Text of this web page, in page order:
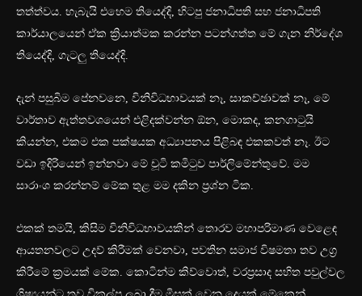
තත්ත්වය. හැබැයි එහෙම තියෙද්දි, හිටපු ජනාධිපති සහ ජනාධිපති
කාර්යාලයෙන් ඒක ක්‍රියාත්මක කරන්න පටන්ගත්ත මේ ගැන නිර්දේශ
තියෙද්දි, ගැටලු තියෙද්දි.
දැන් පසුබිම පේනවනෙ, විනිවිධභාවයක් නෑ, සාකච්ඡාවක් නෑ, මේ
වාර්තාව ඇත්තවශයෙන් එළිදක්වන්න ඕන, මොකද, කනගාටුයි
කියන්න, එකම එක පක්ෂයක අධ්‍යාපනය පිළිබඳ එකකවත් නෑ. ඊට
වඩා ඉදිරියෙන් ඉන්නවා මේ චූටි කමිටුව පාර්ලිමේන්තුවේ. මම
සාරාංශ කරන්නම් මේක තුළ මම දකින ප්‍රශ්න ටික.
එකක් තමයි, කිසිම විනිවිධභාවයකින් තොරව මහාපරිමාණ වෙළෙඳ
ආයතනවලට උදව් කිරීමක් වෙනවා, පවතින සමාජ විෂමතා තව උග්‍ර
කිරීමේ ක්‍රමයක් මේක. කොටින්ම කිව්වොත්, වරප්‍රසාද සහිත පවුල්වල